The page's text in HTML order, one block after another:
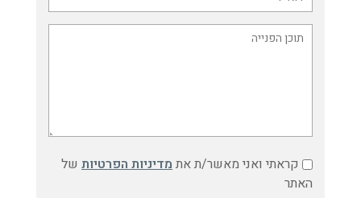
קראתי ואני מאשר/ת אתמדיניות הפרטיות של
האתר